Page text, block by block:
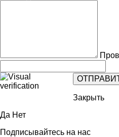
Закрыть
Да Нет
Подписывайтесь на нас